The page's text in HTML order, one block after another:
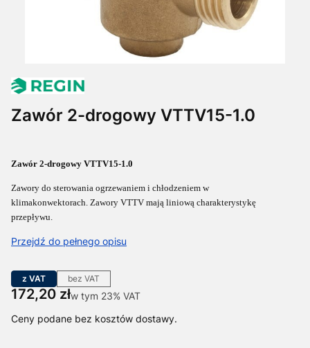
Zawór 2-drogowy VTTV15-1.0
Zawór 2-drogowy VTTV15-1.0
Zawory do sterowania ogrzewaniem i chłodzeniem w
klimakonwektorach. Zawory VTTV mają liniową charakterystykę
przepływu.
Przejdź do pełnego opisu
z VAT bez VAT
Cena
172,20 złw tym 23% VAT
w tym 23% VAT
Ceny podane bez kosztów dostawy.